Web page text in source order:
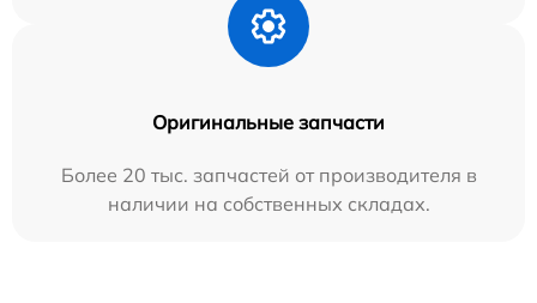
Оригинальные запчасти
Более 20 тыс. запчастей от производителя в
наличии на собственных складах.